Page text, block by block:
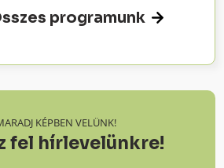
programunk
KÉPBEN VELÜNK!
fel hírlevelünkre!